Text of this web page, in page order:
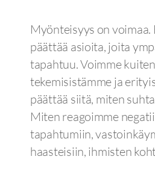
Myönteisyys on voimaa.
päättää asioita, joita
tapahtuu. Voimme
tekemisistämme ja
päättää siitä, miten
Miten reagoimme
tapahtumiin,
haasteisiin, ihmisten